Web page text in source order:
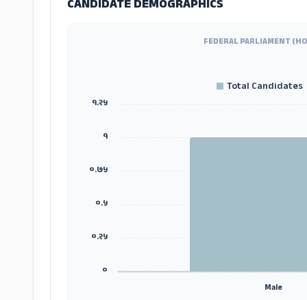
CANDIDATE DEMOGRAPHICS
FEDERAL PARLIAMENT
Total Candidates
Male
०
०.२५
०.५
०.७५
१
१.२५